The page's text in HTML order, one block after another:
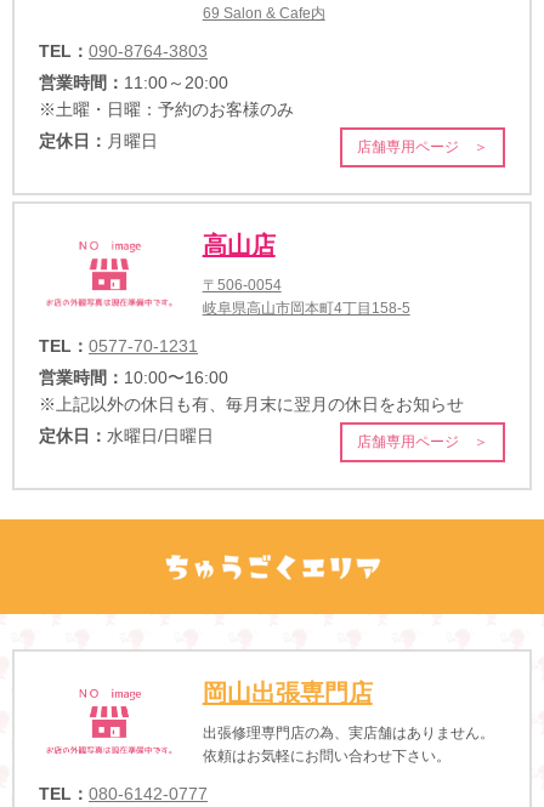
69 Salon & Cafe内
TEL： 090-8764-3803
営業時間： 11:00～20:00
※土曜・日曜：予約のお客様のみ
定休日： 月曜日 店舗専用ページ ＞
高山店
〒506-0054
岐阜県高山市岡本町4丁目158-5
TEL： 0577-70-1231
営業時間： 10:00〜16:00
※上記以外の休日も有、毎月末に翌月の休日をお知らせ
定休日： 水曜日/日曜日 店舗専用ページ ＞
岡山出張専門店
出張修理専門店の為、実店舗はありません。
依頼はお気軽にお問い合わせ下さい。
TEL： 080-6142-0777